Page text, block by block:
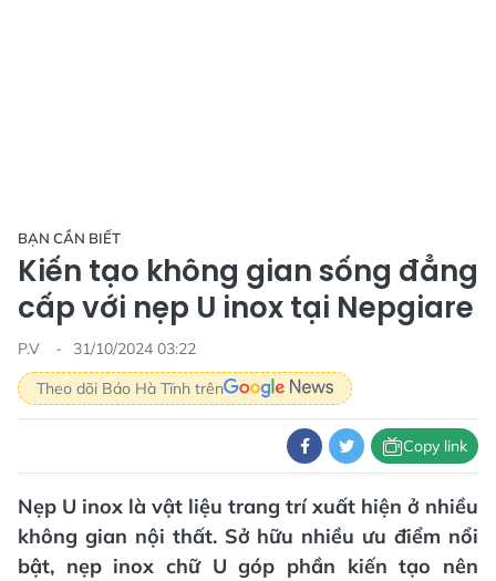
BẠN CẦN BIẾT
Kiến tạo không gian sống đẳng
cấp với nẹp U inox tại Nepgiare
P.V
31/10/2024 03:22
Theo dõi Báo Hà Tĩnh trên
Copy link
Nẹp U inox là vật liệu trang trí xuất hiện ở nhiều
không gian nội thất. Sở hữu nhiều ưu điểm nổi
bật, nẹp inox chữ U góp phần kiến tạo nên